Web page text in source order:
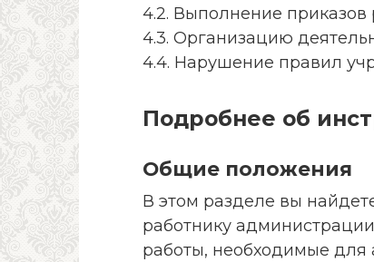
4.2. Выполнение приказов
4.3. Организацию
4.4. Нарушение правил
Подробнее об
Общие положения
В этом разделе вы
работнику
работы, необходимые для